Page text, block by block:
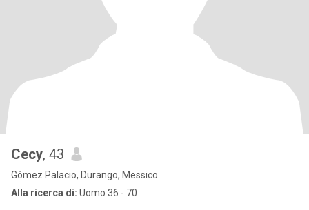
Cecy, 43
Gómez Palacio, Durango, Messico
Alla ricerca di: Uomo 36 - 70